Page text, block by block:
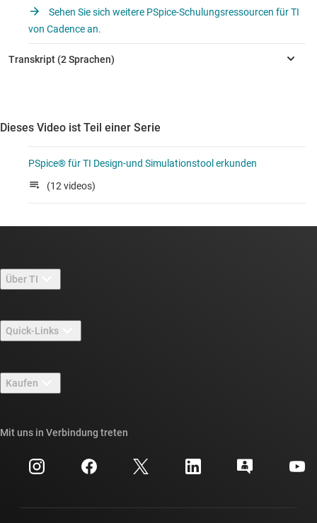
Sehen Sie sich weitere PSpice-Schulungsressourcen für TI
von Cadence an.
Dieses Video ist Teil einer Serie
PSpice® für TI Design-und Simulationstool erkunden
(12 videos)
Über TI
Stellenangebote
Newsroom
Veranstaltungen
Investorenbeziehungen
Quick-Links
TI E2E™-Design-Support-Foren
Querverweis-Suche
Kundensupportzentrum
Kaufen
Häufig gestellte Fragen zu Bestellungen
Mit uns in Verbindung treten